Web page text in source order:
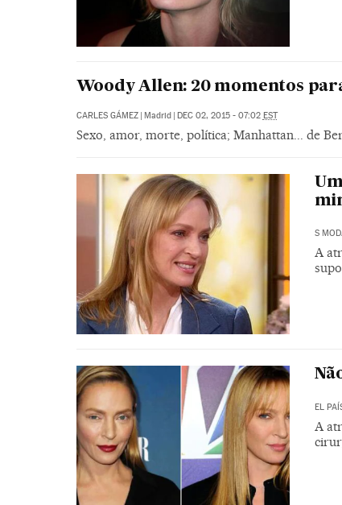
Woody Allen: 20 momentos
CARLES GÁMEZ | Madrid | DEC 02, 2015 - 07:02 EST
Sexo, amor, morte, política; Manhattan... de
S
A
EL
A